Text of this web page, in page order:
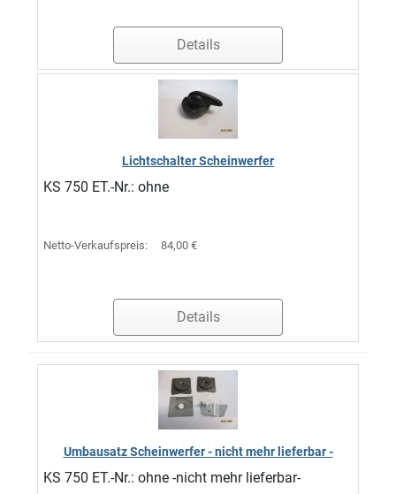
Details
Lichtschalter Scheinwerfer
KS 750 ET.-Nr.: ohne
Netto-Verkaufspreis: 84,00 €
Details
Umbausatz Scheinwerfer - nicht mehr lieferbar -
KS 750 ET.-Nr.: ohne -nicht mehr lieferbar-